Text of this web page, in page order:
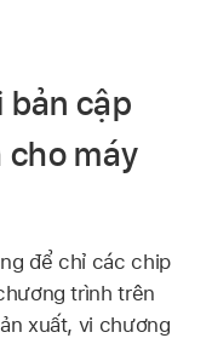
bản cập
máy
để chỉ các chip
trình trên
xuất, vi chương